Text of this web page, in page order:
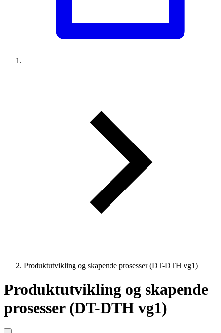
Produktutvikling og skapende prosesser (DT-DTH vg1)
Produktutvikling og skapende
prosesser (DT-DTH vg1)